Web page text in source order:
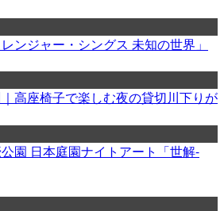
ンジャー・シングス 未知の世界」
高座椅子で楽しむ夜の貸切川下りが
園 日本庭園ナイトアート「世解-